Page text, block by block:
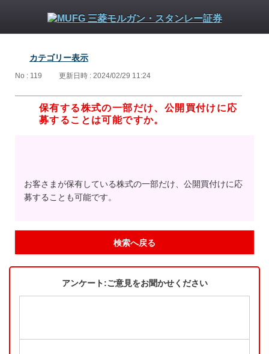
カテゴリー表示
No : 119 更新日時 : 2024/02/29 11:24
保有する株式の一部だけ、公開買付けに応
募することは可能ですか。
お客さまが保有している株式の一部だけ、公開買付けに応
募することも可能です。
検索へ戻る
アンケート:ご意見をお聞かせください